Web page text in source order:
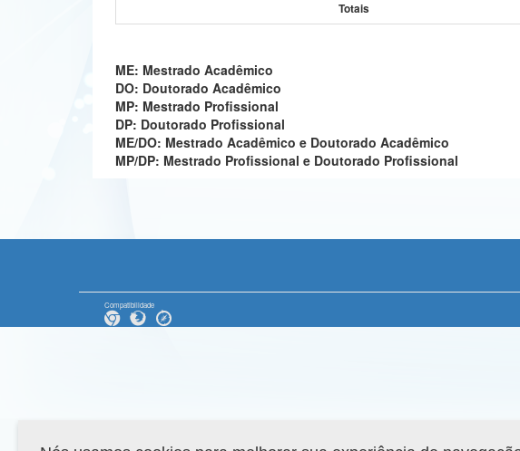
Totais
ME: Mestrado Acadêmico
DO: Doutorado Acadêmico
MP: Mestrado Profissional
DP: Doutorado Profissional
ME/DO: Mestrado Acadêmico e Doutorado Acadêmico
MP/DP: Mestrado Profissional e Doutorado Profissional
Compatibilidade